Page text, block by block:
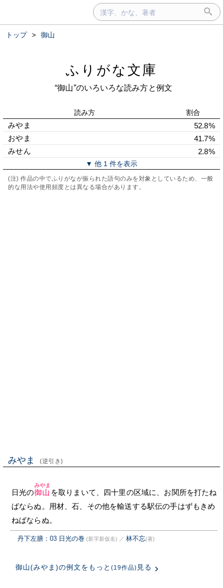
トップ > 御山
ふりがな文庫
“御山”のいろいろな読み方と例文
読み方 割合
みやま
52.8%
おやま
41.7%
みせん
2.8%
▼ 他 1 件を表示
(注) 作品の中でふりがなが振られた語句のみを対象としているため、一般
的な用法や使用頻度とは異なる場合があります。
みやま (逆引き)
日光の御山
みやま
を取りまいて、四十里の区域に、お関所を打たね
ばならぬ。用材、石、その他を輸送する駅伝の手はずもきめ
ねばならぬ。
丹下左膳：03 日光の巻 (新字新仮名) ／ 林不忘(著)
御山(みやま)の例文をもっと (19作品) 見る